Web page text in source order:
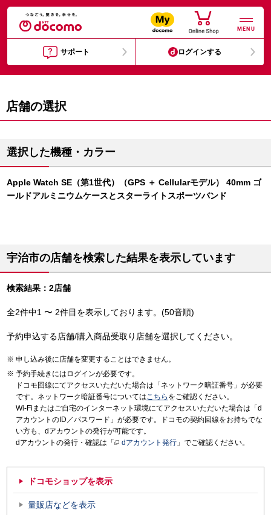
MENU
サポート ログインする
店舗の選択
選択した機種・カラー
Apple Watch SE（第1世代）（GPS ＋ Cellularモデル） 40mm ゴ
ールドアルミニウムケースとスターライトスポーツバンド
宇治市の店舗を検索した結果を表示しています
検索結果：2店舗
全2件中1 〜 2件目を表示しております。(50音順)
予約申込する店舗/購入商品受取り店舗を選択してください。
申し込み後に店舗を変更することはできません。
予約手続きにはログインが必要です。
ドコモ回線にてアクセスいただいた場合は「ネットワーク暗証番号」が必要
です。ネットワーク暗証番号についてはこちら をご確認ください。
Wi-Fiまたはご自宅のインターネット環境にてアクセスいただいた場合は「d
アカウントのID／パスワード」が必要です。ドコモの契約回線をお持ちでな
い方も、dアカウントの発行が可能です。
dアカウントの発行・確認は「
dアカウント発行 」でご確認ください。
ドコモショップを表示
量販店などを表示